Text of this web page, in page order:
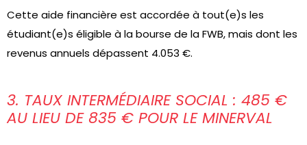
Cette aide financière est accordée à tout(e)s les
étudiant(e)s éligible à la bourse de la FWB, mais dont les
revenus annuels dépassent 4.053 €.
3. TAUX INTERMÉDIAIRE SOCIAL : 485 €
AU LIEU DE 835 € POUR LE MINERVAL